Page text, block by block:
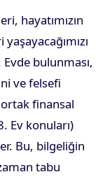
hayatımızın
bulunması,
ve felsefi
ortak finansal
Ev konuları)
Bu, bilgeliğin
tabu